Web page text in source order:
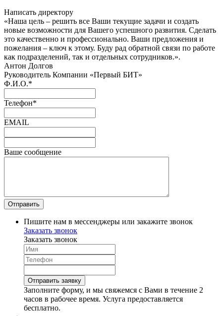
Написать директору
«Наша цель – решить все Ваши текущие задачи и создать
новые возможности для Вашего успешного развития. Сделать
это качественно и профессионально. Ваши предложения и
пожелания – ключ к этому. Буду рад обратной связи по работе
как подразделений, так и отдельных сотрудников.».
Антон Долгов
Руководитель Компании «Первый БИТ»
Ф.И.О.*
Телефон*
EMAIL
Ваше сообщение
Пишите нам в мессенджеры или закажите звонок
Заказать звонок
Заказать звонок
Заполните форму, и мы свяжемся с Вами в течение 2
часов в рабочее время. Услуга предоставляется
бесплатно.